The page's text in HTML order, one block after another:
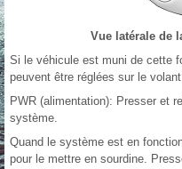
Vue latérale de
Si le véhicule est muni de cette
peuvent être réglées sur le
PWR (alimentation): Presser et
système.
Quand le système est en
pour le mettre en sourdine.